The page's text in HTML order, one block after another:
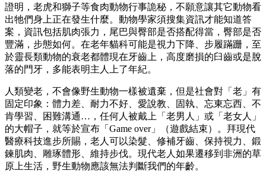
證明，老虎和獅子等食肉動物行事詭秘，不願意讓其它動物看
出牠們身上正在發生什麼。動物學家須搜集資訊才能知道答
案，資訊包括肌肉張力，尾巴與臀部是否搭配得當，臀部是否
豐滿，步態如何。在老年貓科可能是視力下降、步履蹣跚，至
於靈長類動物的衰老都體現在牙齒上，高度磨損的臼齒或是脫
落的門牙，多能表明主人上了年紀。
人類變老，不會像野生動物一樣被遺棄，但是社會對「老」有
固定印象：體力差、耐力不好、愛說教、固執、忘東忘西、不
肯學習、困難溝通…，任何人被戴上「老男人」或「老女人」
的大帽子，就等於宣布「Game over」（遊戲結束）。拜現代
醫療科技進步所賜，老人可以染髮、修補牙齒、保持視力、鍛
鍊肌肉、雕琢體形、維持步伐。現代老人如果遷移到非洲的草
原上生活，野生動物應該無法判斷我們的年齡。